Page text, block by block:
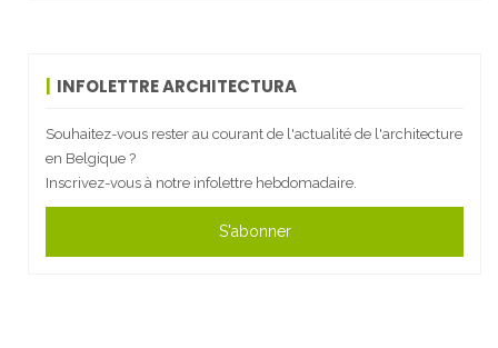
INFOLETTRE ARCHITECTURA
Souhaitez-vous rester au courant de l'actualité de l'architecture
en Belgique ?
Inscrivez-vous à notre infolettre hebdomadaire.
S'abonner